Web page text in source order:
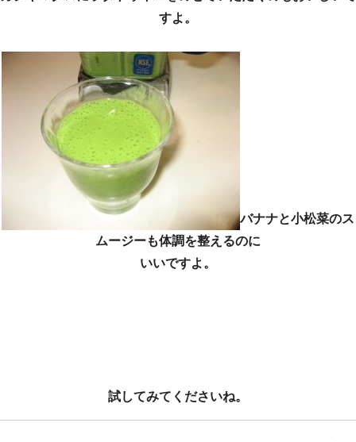
すよ。
バナナと小松菜のス
ムージーも体調を整えるのに
いいですよ。
試してみてくださいね。